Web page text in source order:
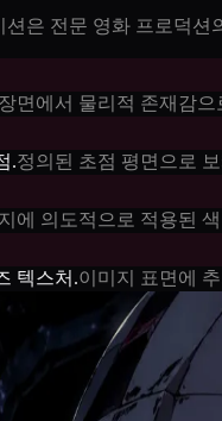
션은 전문 영화 프로덕
장면에서 물리적 존재감
.정의된 초점 평면으로
에 의도적으로 적용된
텍스처.이미지 표면에